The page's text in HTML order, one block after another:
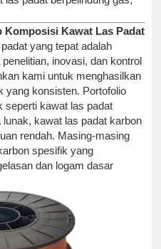
Komposisi Kawat Las Padat
yang tepat adalah
inovasi, dan kontrol
kami untuk menghasilkan
yang konsisten. Portofolio
seperti kawat las padat
kawat las padat karbon
rendah. Masing-masing
spesifik yang
dan logam dasar